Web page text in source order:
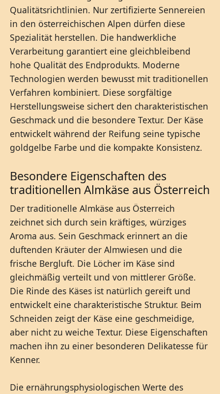
Qualitätsrichtlinien. Nur zertifizierte Sennereien
in den österreichischen Alpen dürfen diese
Spezialität herstellen. Die handwerkliche
Verarbeitung garantiert eine gleichbleibend
hohe Qualität des Endprodukts. Moderne
Technologien werden bewusst mit traditionellen
Verfahren kombiniert. Diese sorgfältige
Herstellungsweise sichert den charakteristischen
Geschmack und die besondere Textur. Der Käse
entwickelt während der Reifung seine typische
goldgelbe Farbe und die kompakte Konsistenz.
Besondere Eigenschaften des
traditionellen Almkäse aus Österreich
Der traditionelle Almkäse aus Österreich
zeichnet sich durch sein kräftiges, würziges
Aroma aus. Sein Geschmack erinnert an die
duftenden Kräuter der Almwiesen und die
frische Bergluft. Die Löcher im Käse sind
gleichmäßig verteilt und von mittlerer Größe.
Die Rinde des Käses ist natürlich gereift und
entwickelt eine charakteristische Struktur. Beim
Schneiden zeigt der Käse eine geschmeidige,
aber nicht zu weiche Textur. Diese Eigenschaften
machen ihn zu einer besonderen Delikatesse für
Kenner.
Die ernährungsphysiologischen Werte des